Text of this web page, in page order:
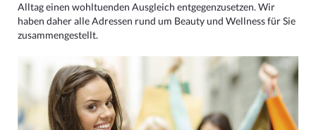
Alltag einen wohltuenden Ausgleich entgegenzusetzen. Wir
haben daher alle Adressen rund um Beauty und Wellness für Sie
zusammengestellt.